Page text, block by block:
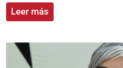
Leer más